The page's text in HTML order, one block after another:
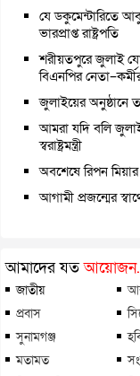
যে ডকুমেন্টারিতে
ভারপ্রাপ্ত রাষ্ট্রপতি
শরীয়তপুরে জুলাই
বিএনপির
জুলাইয়ের অনুষ্ঠানে
আমরা যদি বলি
স্বরাষ্ট্রমন্ত্রী
অবশেষে রিপন মিয়ার
আগামী প্রজন্মের
আমাদের যত
জাতীয়
প্রবাস
সুনামগঞ্জ
মতামত